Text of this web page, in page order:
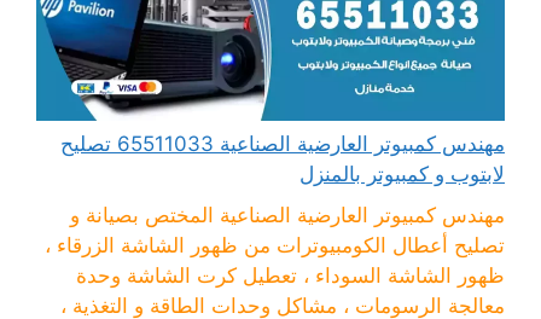
مهندس كمبيوتر العارضية الصناعية 65511033 تصليح
لابتوب و كمبيوتر بالمنزل
مهندس كمبيوتر العارضية الصناعية المختص بصيانة و
تصليح أعطال الكومبيوترات من ظهور الشاشة الزرقاء ،
ظهور الشاشة السوداء ، تعطيل كرت الشاشة وحدة
معالجة الرسومات ، مشاكل وحدات الطاقة و التغذية ،